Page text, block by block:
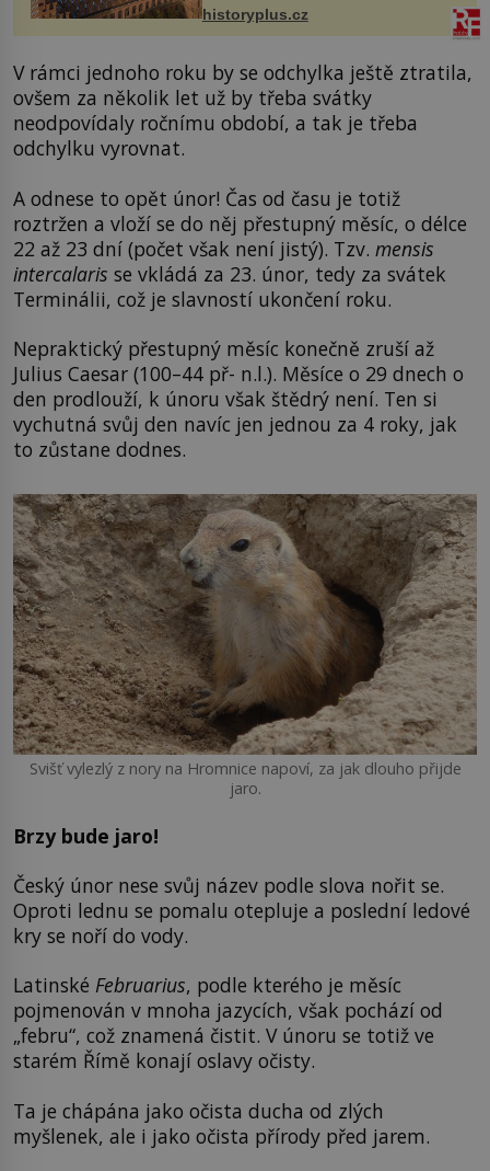
historyplus.cz
V rámci jednoho roku by se odchylka ještě ztratila,
ovšem za několik let už by třeba svátky
neodpovídaly ročnímu období, a tak je třeba
odchylku vyrovnat.
A odnese to opět únor! Čas od času je totiž
roztržen a vloží se do něj přestupný měsíc, o délce
22 až 23 dní (počet však není jistý). Tzv. mensis
intercalaris se vkládá za 23. únor, tedy za svátek
Terminálii, což je slavností ukončení roku.
Nepraktický přestupný měsíc konečně zruší až
Julius Caesar (100–44 př- n.l.). Měsíce o 29 dnech o
den prodlouží, k únoru však štědrý není. Ten si
vychutná svůj den navíc jen jednou za 4 roky, jak
to zůstane dodnes.
Svišť vylezlý z nory na Hromnice napoví, za jak dlouho přijde
jaro.
Brzy bude jaro!
Český únor nese svůj název podle slova nořit se.
Oproti lednu se pomalu otepluje a poslední ledové
kry se noří do vody.
Latinské Februarius, podle kterého je měsíc
pojmenován v mnoha jazycích, však pochází od
„febru“, což znamená čistit. V únoru se totiž ve
starém Římě konají oslavy očisty.
Ta je chápána jako očista ducha od zlých
myšlenek, ale i jako očista přírody před jarem.